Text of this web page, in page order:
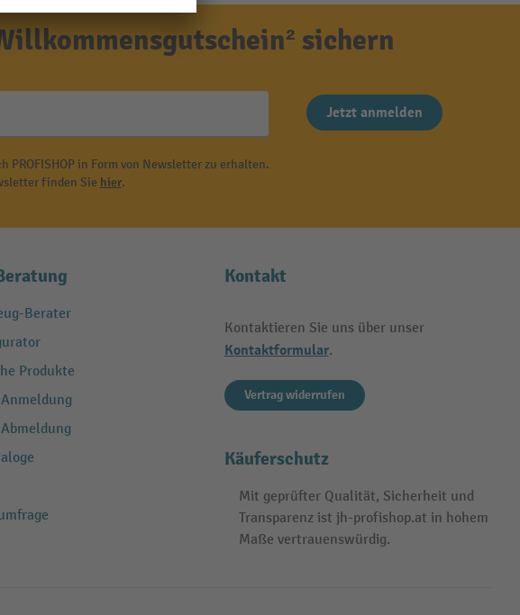
sichern
Jetzt anmelden
in Form von Newsletter zu erhalten.
finden Sie hier.
Berater
Produkte
Kontakt
Kontaktieren Sie uns über unser
Kontaktformular.
Vertrag widerrufen
Käuferschutz
Mit geprüfter Qualität, Sicherheit und
Transparenz ist jh-profishop.at in hohem
Maße vertrauenswürdig.